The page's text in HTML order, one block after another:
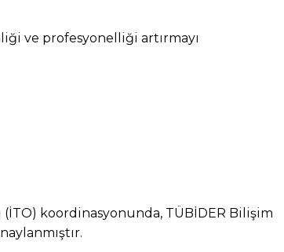
ve profesyonelliği artırmayı
(İTO) koordinasyonunda, TÜBİDER Bilişim